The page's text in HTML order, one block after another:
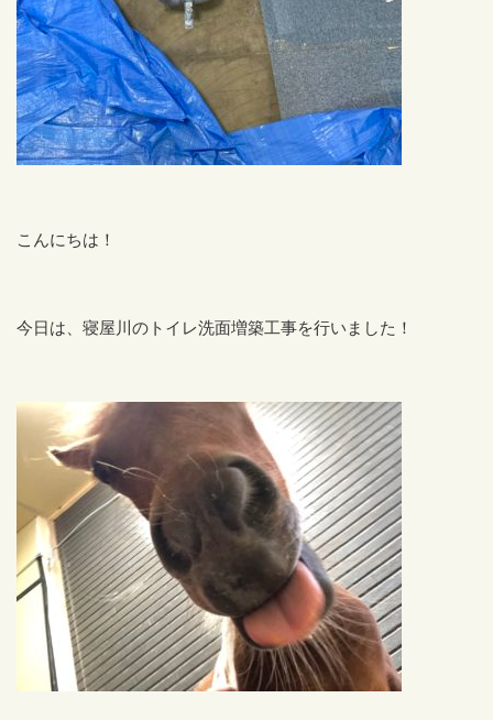
こんにちは！
今日は、寝屋川のトイレ洗面増築工事を行いました！